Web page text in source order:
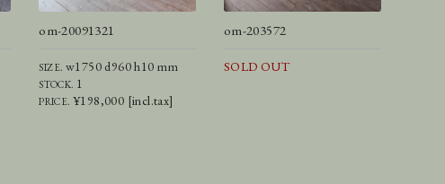
om-20091321
SIZE. w1750 d960 h10 mm
STOCK. 1
PRICE.¥198,000 [incl.tax]
om-203572
SOLD OUT